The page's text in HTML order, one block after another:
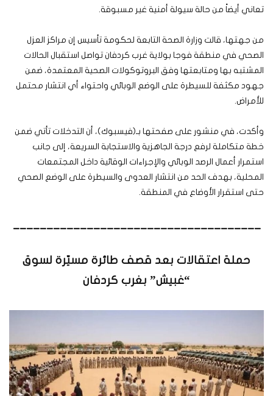
تعاني أيضاً من حالة سيولة أمنية غير مسبوقة.
من جهتها، قالت وزارة الصحة التابعة لحكومة تأسيس إن مراكز العزل
الصحي في منطقة فوجا بولاية غرب كردفان تواصل استقبال الحالات
المشتبه بها ومتابعتها وفق البروتوكولات الصحية المعتمدة، ضمن
جهود مكثفة للسيطرة على الوضع الوبائي واحتواء أي انتشار محتمل
للأمراض.
وأكدت، في منشور على صفحتها بـ(فيسبوك)، أن التدخلات تأتي ضمن
خطة متكاملة لرفع درجة الجاهزية والاستجابة السريعة، إلى جانب
استمرار أعمال الرصد الوبائي والإجراءات الوقائية داخل المجتمعات
المحلية، بهدف الحد من انتشار العدوى والسيطرة على الوضع الصحي
حتى استقرار الأوضاع في المنطقة.
_____________________________________
حملة اعتقالات بعد قصف طائرة مسيّرة لسوق
“غبيش” بغرب كردفان